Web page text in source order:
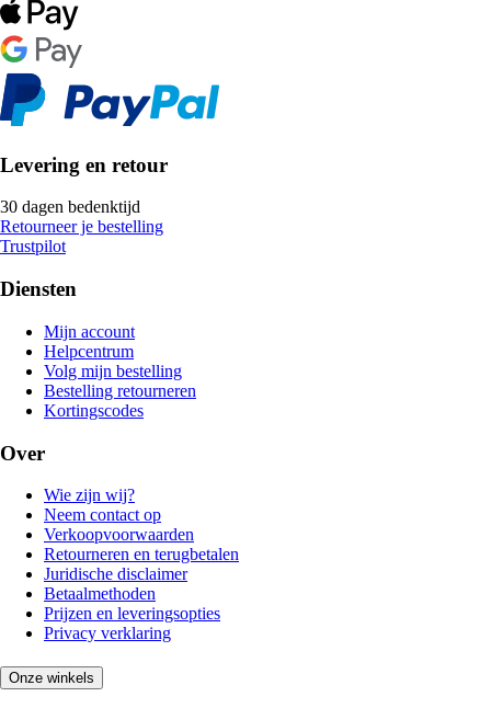
Levering en retour
30 dagen bedenktijd
Retourneer je bestelling
Trustpilot
Diensten
Mijn account
Helpcentrum
Volg mijn bestelling
Bestelling retourneren
Kortingscodes
Over
Wie zijn wij?
Neem contact op
Verkoopvoorwaarden
Retourneren en terugbetalen
Juridische disclaimer
Betaalmethoden
Prijzen en leveringsopties
Privacy verklaring
Onze winkels